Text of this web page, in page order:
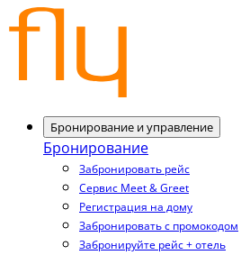
Бронирование и управление
Бронирование
Забронировать рейс
Сервис Meet & Greet
Регистрация на дому
Забронировать с промокодом
Забронируйте рейс + отель